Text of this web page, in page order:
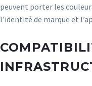
peuvent porter les
l’identité de marque et